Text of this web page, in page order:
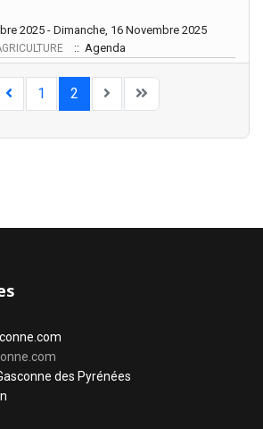
2025 - Dimanche, 16 Novembre 2025
:: Agenda
Limite de la pagination
1 2
des Pyrénées